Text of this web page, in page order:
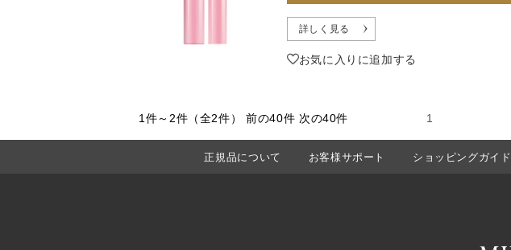
詳しく見る
お気に入りに追加する
1件～2件（全2件） 前の40件 次の40件 1
正規品について お客様サポート ショッピングガイド